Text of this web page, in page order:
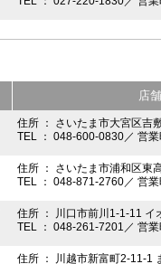
店
住所 ： さいたま市大宮区吉
TEL ： 048-600-0830／ 営
住所 ： さいたま市浦和区東
TEL ： 048-871-2760／ 営
住所 ： 川口市前川1-1-11 イ
TEL ： 048-261-7201／ 営
住所 ： 川越市新富町2-11-1